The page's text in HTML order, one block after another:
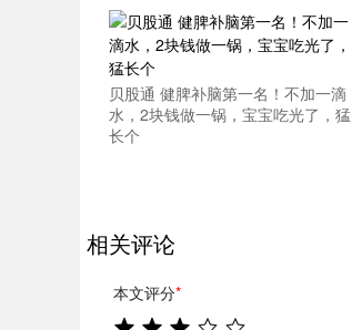
贝股通 健脾补脑第一名！不加一滴
水，2块钱做一锅，宝宝吃光了，猛
长个
相关评论
本文评分*